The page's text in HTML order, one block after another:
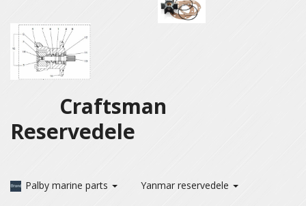
Craftsman
Reservedele
Palby marine parts Yanmar reservedele